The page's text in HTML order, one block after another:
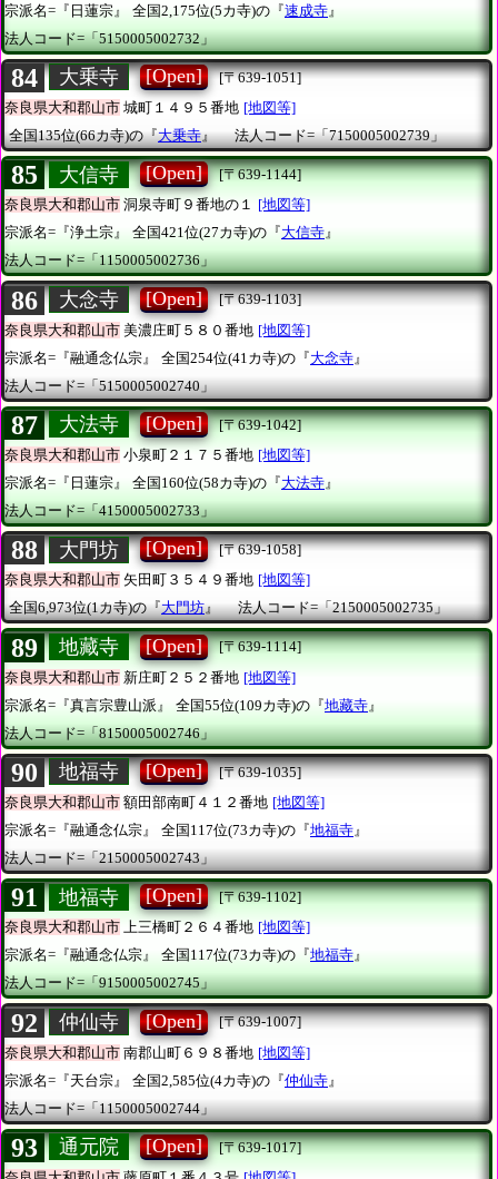
宗派名=『日蓮宗』
全国2,175位(5カ寺)の『速成寺 』
法人コード=「5150005002732」
84 大乗寺 [Open]
[〒639-1051]
奈良県大和郡山市 城町１４９５番地 [地図等]
全国135位(66カ寺)の『大乗寺』 法人コード=「7150005002739」
85 大信寺 [Open]
[〒639-1144]
奈良県大和郡山市 洞泉寺町９番地の１ [地図等]
宗派名=『浄土宗』
全国421位(27カ寺)の『大信寺』
法人コード=「1150005002736」
86 大念寺 [Open]
[〒639-1103]
奈良県大和郡山市 美濃庄町５８０番地 [地図等]
宗派名=『融通念仏宗』
全国254位(41カ寺)の『大念寺 』
法人コード=「5150005002740」
87 大法寺 [Open]
[〒639-1042]
奈良県大和郡山市 小泉町２１７５番地 [地図等]
宗派名=『日蓮宗』
全国160位(58カ寺)の『大法寺 』
法人コード=「4150005002733」
88 大門坊 [Open]
[〒639-1058]
奈良県大和郡山市 矢田町３５４９番地 [地図等]
全国6,973位(1カ寺)の『大門坊』 法人コード=「2150005002735」
89 地藏寺 [Open]
[〒639-1114]
奈良県大和郡山市 新庄町２５２番地 [地図等]
宗派名=『真言宗豊山派』
全国55位(109カ寺)の『地藏寺 』
法人コード=「8150005002746」
90 地福寺 [Open]
[〒639-1035]
奈良県大和郡山市 額田部南町４１２番地 [地図等]
宗派名=『融通念仏宗』
全国117位(73カ寺)の『地福寺 』
法人コード=「2150005002743」
91 地福寺 [Open]
[〒639-1102]
奈良県大和郡山市 上三橋町２６４番地 [地図等]
宗派名=『融通念仏宗』
全国117位(73カ寺)の『地福寺』
法人コード=「9150005002745」
92 仲仙寺 [Open]
[〒639-1007]
奈良県大和郡山市 南郡山町６９８番地 [地図等]
宗派名=『天台宗』
全国2,585位(4カ寺)の『仲仙寺 』
法人コード=「1150005002744」
93 通元院 [Open]
[〒639-1017]